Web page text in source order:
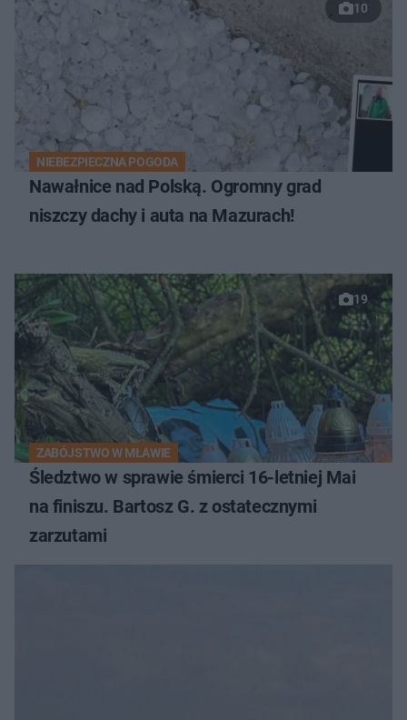
10
NIEBEZPIECZNA POGODA
Nawałnice nad Polską. Ogromny grad
niszczy dachy i auta na Mazurach!
19
ZABÓJSTWO W MŁAWIE
Śledztwo w sprawie śmierci 16-letniej Mai
na finiszu. Bartosz G. z ostatecznymi
zarzutami